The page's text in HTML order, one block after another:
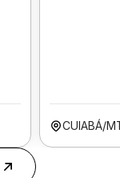
CUIABÁ/